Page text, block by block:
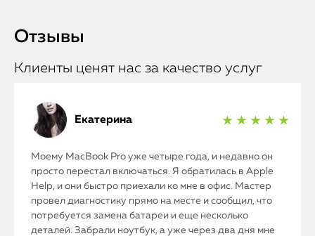
Отзывы
Клиенты ценят нас за качество услуг
Екатерина ★ ★ ★ ★ ★
Моему MacBook Pro уже четыре года, и недавно он
просто перестал включаться. Я обратилась в Apple
Help, и они быстро приехали ко мне в офис. Мастер
провел диагностику прямо на месте и сообщил, что
потребуется замена батареи и еще несколько
деталей. Забрали ноутбук, а уже через два дня мне